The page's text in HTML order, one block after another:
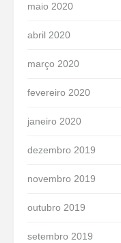
maio 2020
abril 2020
março 2020
fevereiro 2020
janeiro 2020
dezembro 2019
novembro 2019
outubro 2019
setembro 2019